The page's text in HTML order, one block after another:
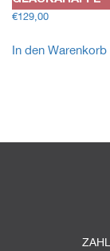
€129,00
In den Warenkorb